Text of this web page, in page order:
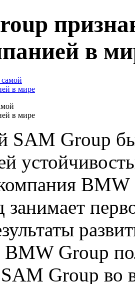
в
в мире
SAM Group
занимает
Group
Group во